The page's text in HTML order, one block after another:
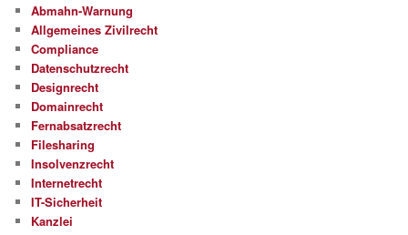
Abmahn-Warnung
Allgemeines Zivilrecht
Compliance
Datenschutzrecht
Designrecht
Domainrecht
Fernabsatzrecht
Filesharing
Insolvenzrecht
Internetrecht
IT-Sicherheit
Kanzlei